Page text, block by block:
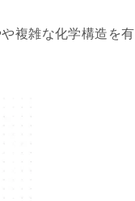
複雑な化学構造を有